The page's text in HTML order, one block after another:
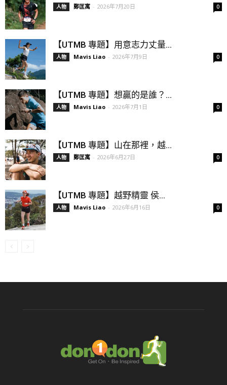
人物 鄭匡寓 - 2026年7月20日 0
【UTMB 專題】用意志力丈量...
人物 Mavis Liao - 2026年7月9日 0
【UTMB 專題】想贏的是誰？...
人物 Mavis Liao - 2026年7月1日 0
【UTMB 專題】山在那裡，越...
人物 鄭匡寓 - 2026年6月27日 0
【UTMB 專題】越野精靈 侯...
人物 Mavis Liao - 2026年6月16日 0